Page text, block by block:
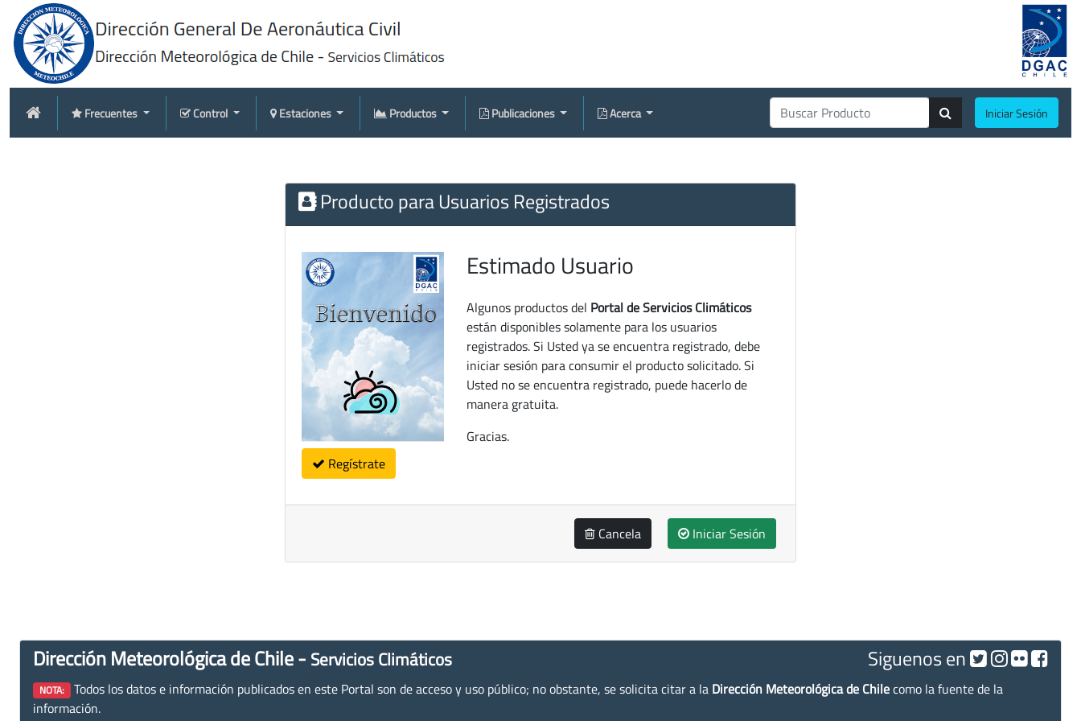
Frecuentes Control Estaciones Productos Publicaciones Acerca Iniciar Sesión
Producto para Usuarios Registrados
Regístrate
Estimado Usuario
Algunos productos del Portal de Servicios Climáticos
están disponibles solamente para los usuarios
registrados. Si Usted ya se encuentra registrado, debe
iniciar sesión para consumir el producto solicitado. Si
Usted no se encuentra registrado, puede hacerlo de
manera gratuita.
Gracias.
Cancela Iniciar Sesión
Dirección Meteorológica de Chile - Servicios Climáticos Siguenos en
NOTA: Todos los datos e información publicados en este Portal son de acceso y uso público; no obstante, se solicita citar a la Dirección Meteorológica de Chilecomo la fuente de la
información.